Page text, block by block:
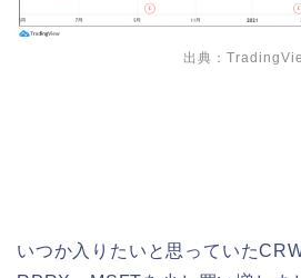
出典：
いつか入りたいと思っていた